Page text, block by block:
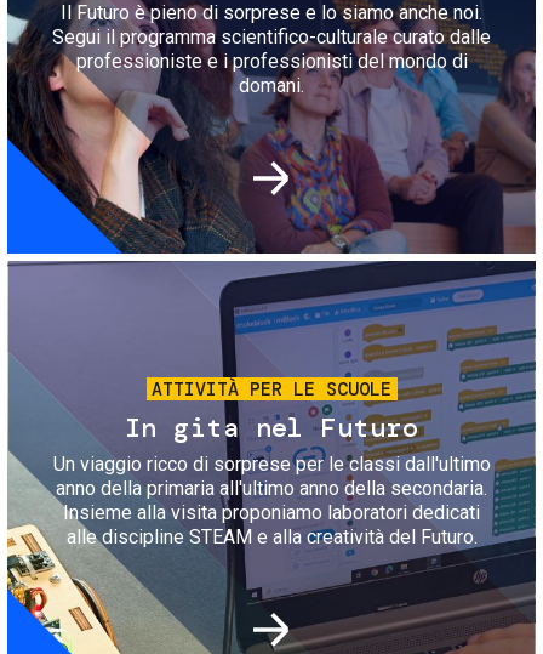
Il Futuro è pieno di sorprese e lo siamo anche noi.
Segui il programma scientifico-culturale curato dalle
professioniste e i professionisti del mondo di
domani.
Immagine
ATTIVITÀ PER LE SCUOLE
In gita nel Futuro
Un viaggio ricco di sorprese per le classi dall'ultimo
anno della primaria all'ultimo anno della secondaria.
Insieme alla visita proponiamo laboratori dedicati
alle discipline STEAM e alla creatività del Futuro.